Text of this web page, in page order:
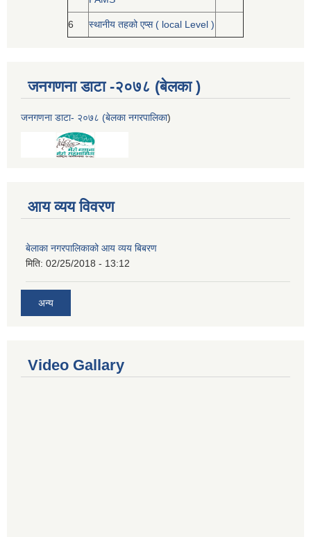
6 स्थानीय तहको एप्स ( local Level )
जनगणना डाटा -२०७८ (बेलका )
जनगणना डाटा- २०७८ (बेलका नगरपालिका)
आय व्यय विवरण
बेलाका नगरपालिकाको आय व्यय बिबरण
मिति: 02/25/2018 - 13:12
अन्य
Video Gallary